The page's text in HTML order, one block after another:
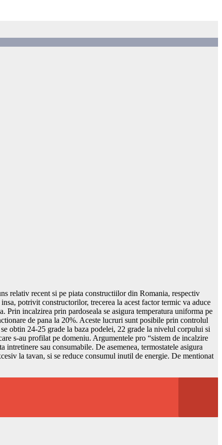
relativ recent si pe piata constructiilor din Romania, respectiv
potrivit constructorilor, trecerea la acest factor termic va aduce
incalzirea prin pardoseala se asigura temperatura uniforma pe
de pana la 20%. Aceste lucruri sunt posibile prin controlul
obtin 24-25 grade la baza podelei, 22 grade la nivelul corpului si
s-au profilat pe domeniu. Argumentele pro “sistem de incalzire
sau consumabile. De asemenea, termostatele asigura
la tavan, si se reduce consumul inutil de energie. De mentionat